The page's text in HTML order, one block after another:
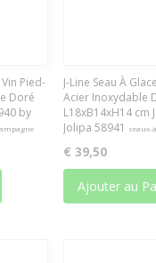
Pied-
Doré
by
J-Line Seau À
Acier Inoxydable
L18xB14xH14 cm
Jolipa 58941
seaux-
€ 39,50
Ajouter au